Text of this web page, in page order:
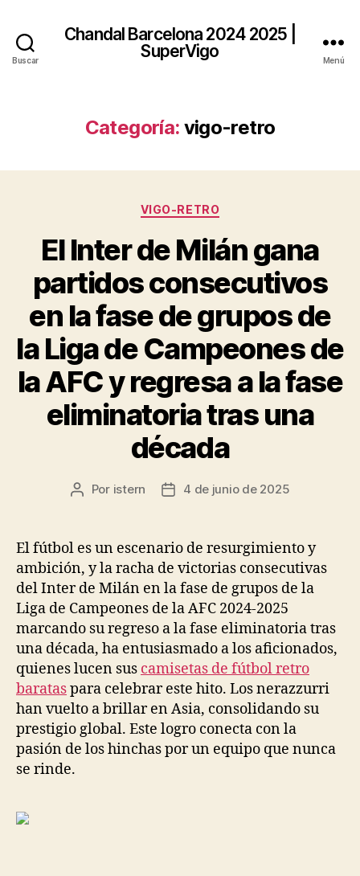
Buscar
Chandal Barcelona 2024 2025 |
SuperVigo
Menú
Categoría: vigo-retro
Categorías
VIGO-RETRO
El Inter de Milán gana
partidos consecutivos
en la fase de grupos de
la Liga de Campeones de
la AFC y regresa a la fase
eliminatoria tras una
década
Autor
entrada
Por istern
Fecha
entrada
4 de junio de 2025
El fútbol es un escenario de resurgimiento y
ambición, y la racha de victorias consecutivas
del Inter de Milán en la fase de grupos de la
Liga de Campeones de la AFC 2024-2025
marcando su regreso a la fase eliminatoria tras
una década, ha entusiasmado a los aficionados,
quienes lucen sus camisetas de fútbol retro
barataspara celebrar este hito. Los nerazzurri
han vuelto a brillar en Asia, consolidando su
prestigio global. Este logro conecta con la
pasión de los hinchas por un equipo que nunca
se rinde.